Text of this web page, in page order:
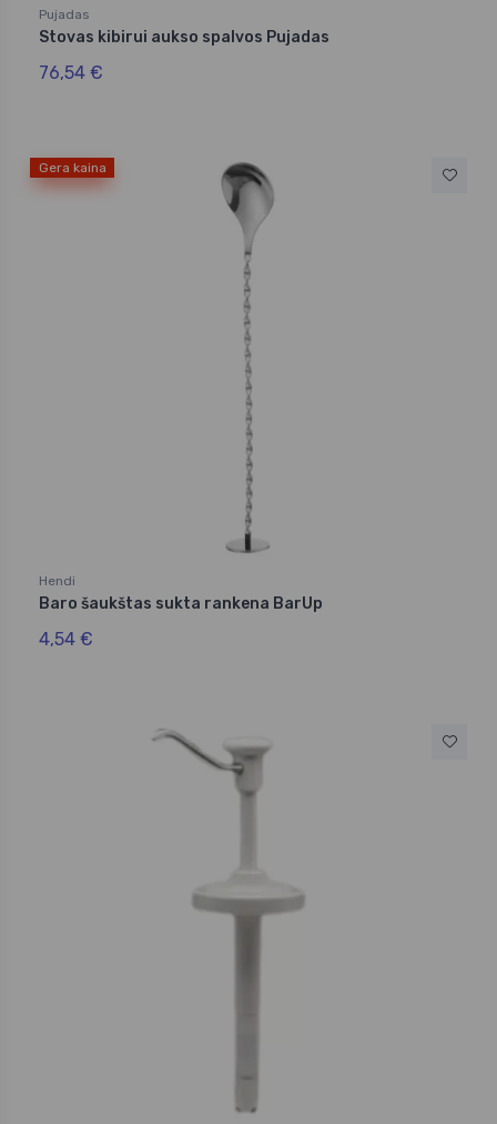
Pujadas
Stovas kibirui aukso spalvos Pujadas
76,54 €
Gera kaina
Hendi
Baro šaukštas sukta rankena BarUp
4,54 €